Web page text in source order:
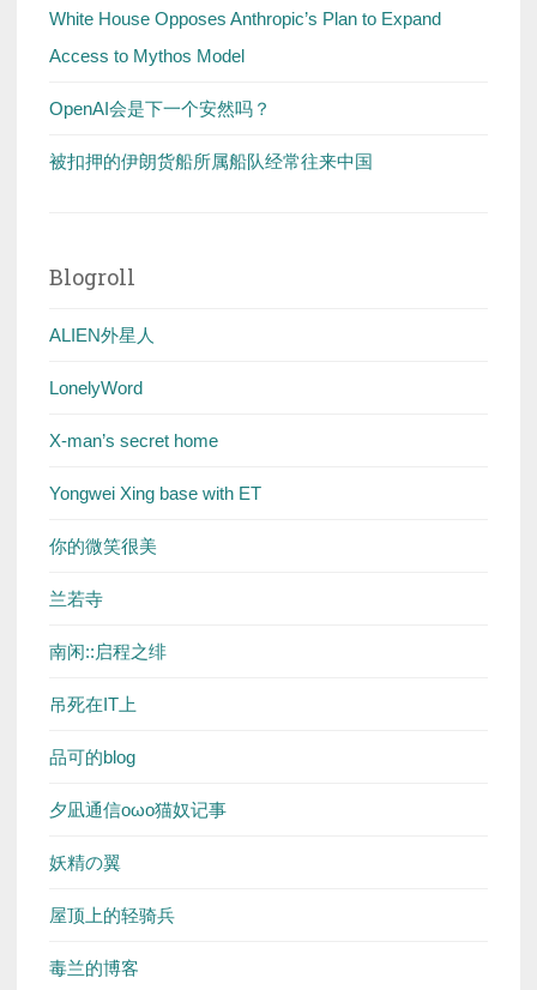
White House Opposes Anthropic’s Plan to Expand
Access to Mythos Model
OpenAI会是下一个安然吗？
被扣押的伊朗货船所属船队经常往来中国
Blogroll
ALIEN外星人
LonelyWord
X-man’s secret home
Yongwei Xing base with ET
你的微笑很美
兰若寺
南闲::启程之绯
吊死在IT上
品可的blog
夕凪通信oωo猫奴记事
妖精の翼
屋顶上的轻骑兵
毒兰的博客